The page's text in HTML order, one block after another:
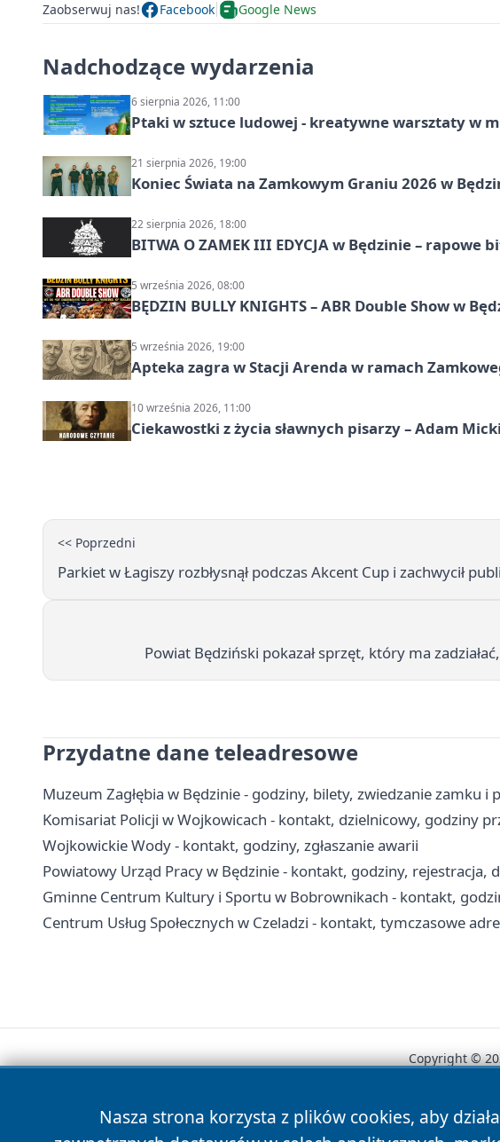
Zaobserwuj nas! Facebook Google News
Nadchodzące wydarzenia
6 sierpnia 2026, 11:00
Ptaki w sztuce ludowej - kreatywne warsztaty w
21 sierpnia 2026, 19:00
Koniec Świata na Zamkowym Graniu 2026 w
22 sierpnia 2026, 18:00
BITWA O ZAMEK III EDYCJA w Będzinie –
5 września 2026, 08:00
BĘDZIN BULLY KNIGHTS – ABR Double Show w
5 września 2026, 19:00
Apteka zagra w Stacji Arenda w ramach
10 września 2026, 11:00
Ciekawostki z życia sławnych pisarzy – Adam
<< Poprzedni
Parkiet w Łagiszy rozbłysnął podczas Akcent Cup i zachwycił
Powiat Będziński pokazał sprzęt, który ma
Przydatne dane teleadresowe
Muzeum Zagłębia w Będzinie - godziny, bilety, zwiedzanie zamku i
Komisariat Policji w Wojkowicach - kontakt, dzielnicowy, godziny
Wojkowickie Wody - kontakt, godziny, zgłaszanie awarii
Powiatowy Urząd Pracy w Będzinie - kontakt, godziny, rejestracja,
Gminne Centrum Kultury i Sportu w Bobrownikach - kontakt,
Centrum Usług Społecznych w Czeladzi - kontakt, tymczasowe
Nasza strona korzysta z plików cookies, aby
Copyright ©
News